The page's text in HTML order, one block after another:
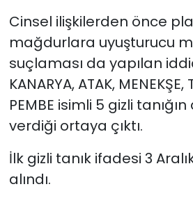
Cinsel ilişkilerden önce
mağdurlara uyuşturucu
suçlaması da yapılan
KANARYA, ATAK,
PEMBE isimli 5 gizli
verdiği ortaya çıktı.
İlk gizli tanık ifadesi 3
alındı.